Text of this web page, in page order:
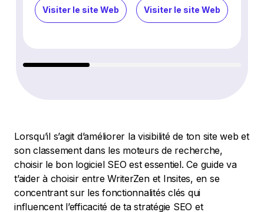
Visiter le site Web Visiter le site Web
Lorsqu’il s’agit d’améliorer la visibilité de ton site web et
son classement dans les moteurs de recherche,
choisir le bon logiciel SEO est essentiel. Ce guide va
t’aider à choisir entre WriterZen et Insites, en se
concentrant sur les fonctionnalités clés qui
influencent l’efficacité de ta stratégie SEO et